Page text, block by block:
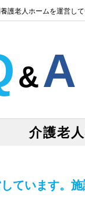
護老人ホームを運営し
&A
介護老
ています。